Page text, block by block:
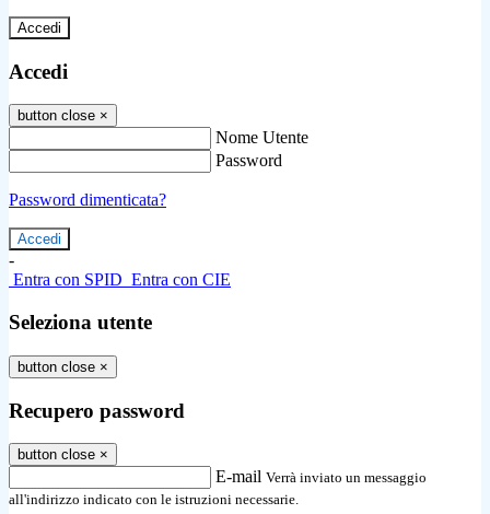
Accedi
Accedi
button close ×
Nome Utente
Password
Password dimenticata?
-
Entra con SPID Entra con CIE
Seleziona utente
button close ×
Recupero password
button close ×
E-mail Verrà inviato un messaggio
all'indirizzo indicato con le istruzioni necessarie.